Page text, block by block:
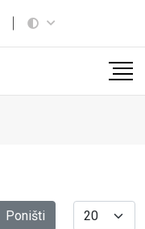
Poništi Display #